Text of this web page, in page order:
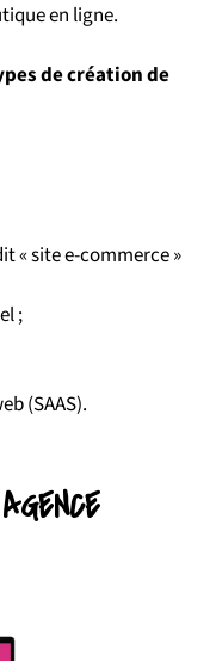
en ligne.
de création de
« site e-commerce »
;
(SAAS).